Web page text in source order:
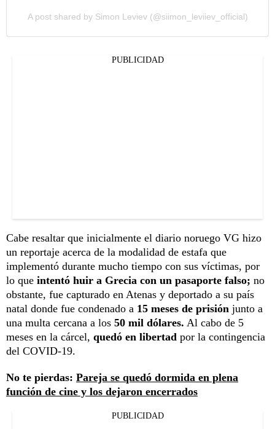
A post shared by Simon Leviev (@siimon_leviiev_official)
PUBLICIDAD
Cabe resaltar que inicialmente el diario noruego VG hizo
un reportaje acerca de la modalidad de estafa que
implementó durante mucho tiempo con sus víctimas, por
lo que intentó huir a Grecia con un pasaporte falso; no
obstante, fue capturado en Atenas y deportado a su país
natal donde fue condenado a 15 meses de prisión junto a
una multa cercana a los 50 mil dólares. Al cabo de 5
meses en la cárcel, quedó en libertad por la contingencia
del COVID-19.
No te pierdas: Pareja se quedó dormida en plena
función de cine y los dejaron encerrados
PUBLICIDAD